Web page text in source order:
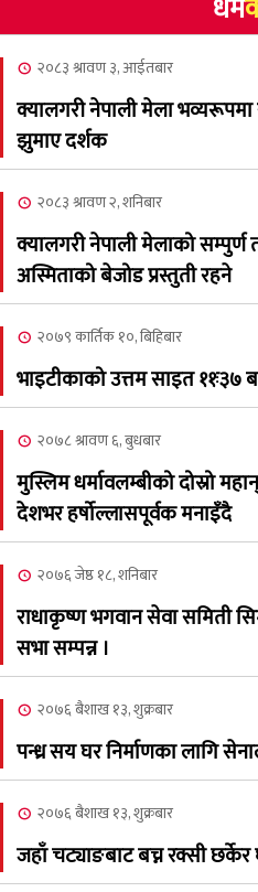
४
७
८
धर्म
२०८३ श्रावण ३, आईतबार
क्यालगरी नेपाली मेला
झुमाए दर्शक
२०८३ श्रावण २, शनिबार
क्यालगरी नेपाली मेलाको सम्पुर्ण
अस्मिताको बेजोड प्रस्तुती रहने
२०७९ कार्तिक १०, बिहिबार
भाइटीकाको उत्तम साइत ११ः३७
२०७८ श्रावण ६, बुधबार
मुस्लिम धर्मावलम्बीको दोस्रो
देशभर हर्षोल्लासपूर्वक मनाइँदै
२०७६ जेष्ठ १८, शनिबार
राधाकृष्ण भगवान सेवा समिती
सभा सम्पन्न ।
२०७६ बैशाख १३, शुक्रबार
पन्ध्र सय घर निर्माणका लागि
२०७६ बैशाख १३, शुक्रबार
जहाँ चट्याङबाट बच्न रक्सी छर्केर